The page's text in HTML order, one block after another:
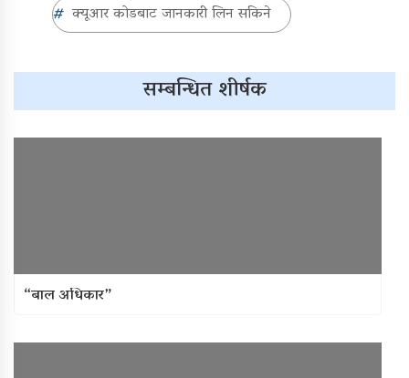
क्यूआर कोडबाट जानकारी लिन सकिने
सम्बन्धित शीर्षक
“बाल अधिकार”